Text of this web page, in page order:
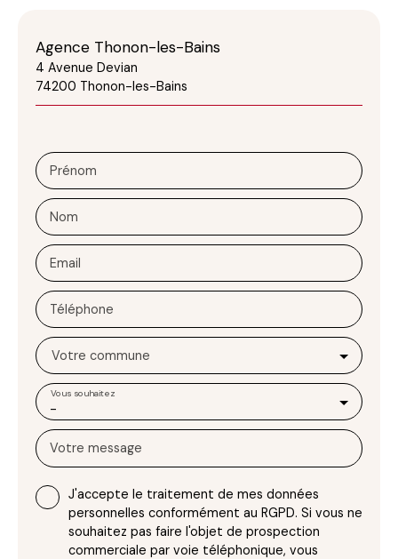
Agence Thonon-les-Bains
4 Avenue Devian
74200 Thonon-les-Bains
Prénom
Nom
Email
Téléphone
Votre commune
-
Vous souhaitez
Votre message
J'accepte le traitement de mes données
personnelles conformément au RGPD. Si vous ne
souhaitez pas faire l'objet de prospection
commerciale par voie téléphonique, vous